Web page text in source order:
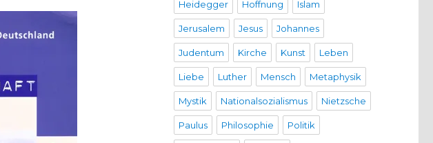
Heidegger Hoffnung Islam
Jerusalem Jesus Johannes
Judentum Kirche Kunst Leben
Liebe Luther Mensch Metaphysik
Mystik Nationalsozialismus Nietzsche
Paulus Philosophie Politik